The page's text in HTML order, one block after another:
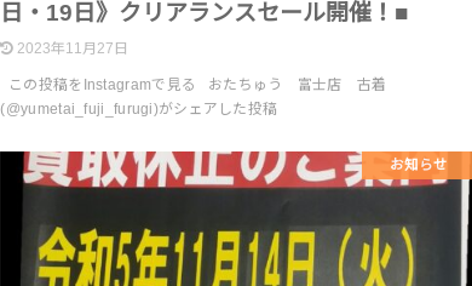
日・19日》クリアランスセール開催！■
2023年11月27日
この投稿をInstagramで見る おたちゅう 富士店 古着
(@yumetai_fuji_furugi)がシェアした投稿
お知らせ